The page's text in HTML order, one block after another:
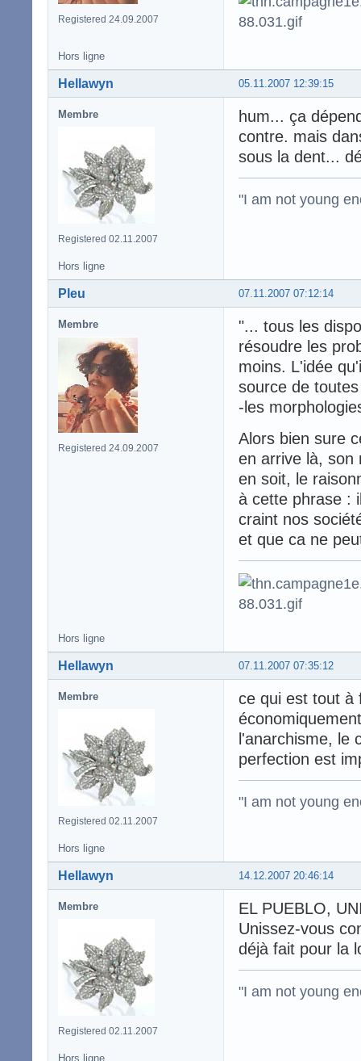
Registered 24.09.2007
Hors ligne
05.11.2007 12:39:15
Hellawyn
Membre
Registered 02.11.2007
hum... ça
contre. mais
sous la dent...
"I am not young
Hors ligne
07.11.2007 07:12:14
Pleu
Membre
Registered 24.09.2007
"... tous les
résoudre les
moins. L'idée
source de
-les
Alors bien sure
en arrive là, son
en soit, le
à cette phrase :
craint nos
et que ca ne
Hors ligne
07.11.2007 07:35:12
Hellawyn
Membre
Registered 02.11.2007
ce qui est tout à
l'anarchisme, le
perfection est
"I am not young
Hors ligne
14.12.2007 20:46:14
Hellawyn
Membre
Registered 02.11.2007
EL PUEBLO,
Unissez-vous
déjà fait pour la
"I am not young
Hors ligne